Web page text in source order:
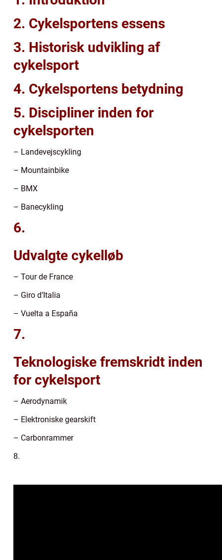
2. Cykelsportens essens
3. Historisk udvikling af
cykelsport
4. Cykelsportens betydning
5. Discipliner inden for
cykelsporten
– Landevejscykling
– Mountainbike
– BMX
– Banecykling
6.
Udvalgte cykelløb
– Tour de France
– Giro d’Italia
– Vuelta a España
7.
Teknologiske fremskridt inden
for cykelsport
– Aerodynamik
– Elektroniske gearskift
– Carbonrammer
8.